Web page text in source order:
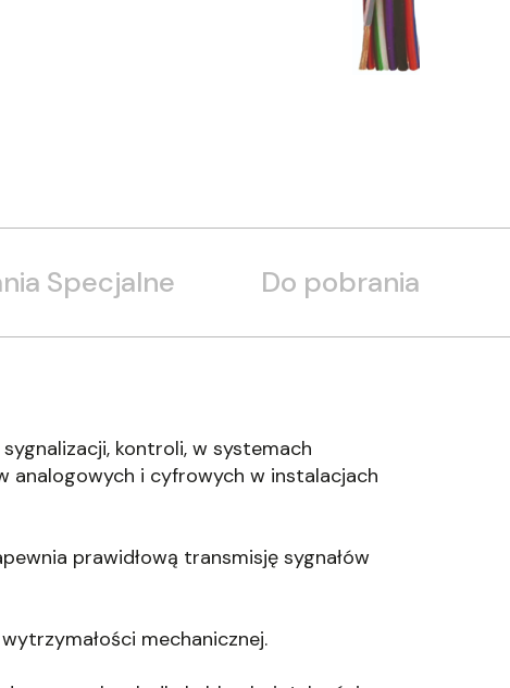
Specjalne Do pobrania
kontroli, w systemach
analogowych i cyfrowych w instalacjach
prawidłową transmisję sygnałów
mechanicznej.